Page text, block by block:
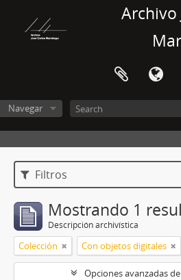
Archivo
Navegar
Filtros
Mostrando 1
Descripción archivística
Colección Con objetos digitales
Opciones avanzadas